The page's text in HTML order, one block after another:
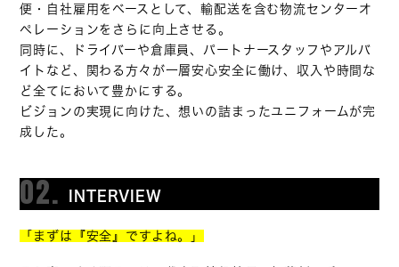
便・自社雇用をベースとして、輸配送を含む物流センターオ
ペレーションをさらに向上させる。
同時に、ドライバーや倉庫員、パートナースタッフやアルバ
イトなど、関わる方々が一層安心安全に働け、収入や時間な
ど全てにおいて豊かにする。
ビジョンの実現に向けた、想いの詰まったユニフォームが完
成した。
02. INTERVIEW
「まずは『安全』ですよね。」